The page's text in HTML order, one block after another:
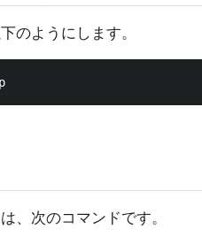
のようにします。
、次のコマンドです。